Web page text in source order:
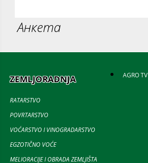
Анкета
ZEMLJORADNJA
RATARSTVO
POVRTARSTVO
VOĆARSTVO I VINOGRADARSTVO
EGZOTIČNO VOĆE
MELIORACIJE I OBRADA ZEMLJIŠTA
AGRO TV